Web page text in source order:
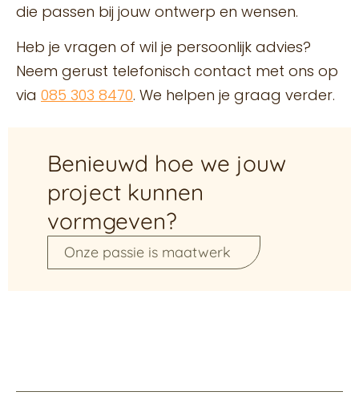
die passen bij jouw ontwerp en wensen.
Heb je vragen of wil je persoonlijk advies?
Neem gerust telefonisch contact met ons op
via 085 303 8470. We helpen je graag verder.
Benieuwd hoe we jouw
project kunnen
vormgeven?
Onze passie is maatwerk